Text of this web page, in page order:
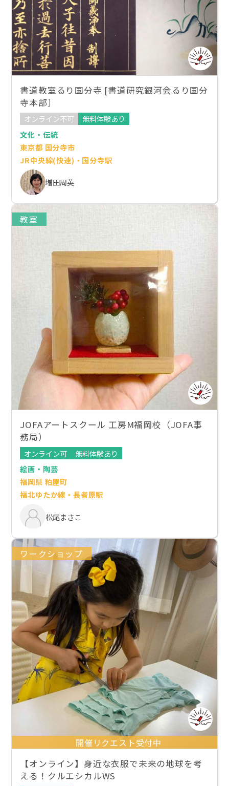
書道教室るり国分寺 [書道研究銀河会るり国分
寺本部］
オンライン不可
無料体験あり
文化・伝統
東京都 国分寺市
JR中央線(快速)・国分寺駅
増田周英
教室
JOFAアートスクール 工房M福岡校（JOFA事
務局）
オンライン可
無料体験あり
絵画・陶芸
福岡県 粕屋町
福北ゆたか線・長者原駅
松尾まさこ
ワークショップ
開催リクエスト受付中
【オンライン】身近な衣服で未来の地球を考
える！クルエシカルWS